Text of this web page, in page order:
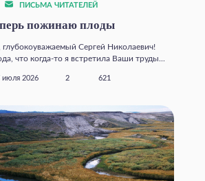
ПИСЬМА ЧИТАТЕЛЕЙ
пожинаю плоды
глубокоуважаемый Сергей Николаевич!
что когда‑то я встретила Ваши труды...
июля 2026 2 621